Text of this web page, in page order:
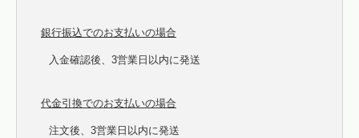
銀行振込でのお支払いの場合
入金確認後、3営業日以内に発送
代金引換でのお支払いの場合
注文後、3営業日以内に発送